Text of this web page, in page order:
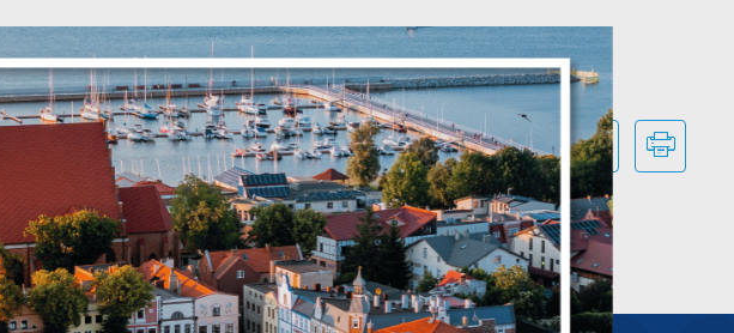
UDOSTĘPNIJ
ustawienia cookies
momencie możesz
funkcjonowania